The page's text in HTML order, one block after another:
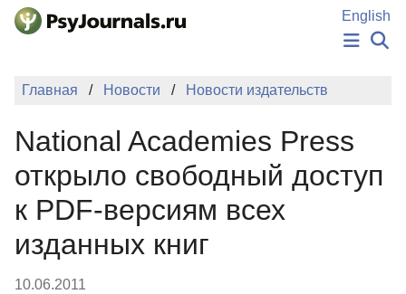
Перейти к основному содержанию
English
НОВОСТИ
ПОДАТЬ РУКОПИСЬ
БАЗА ЗНАНИЙ
КЛЮЧЕВЫЕ СЛОВА
Регистрация
Главная Новости Новости издательств
National Academies Press
открыло свободный доступ
к PDF-версиям всех
изданных книг
10.06.2011